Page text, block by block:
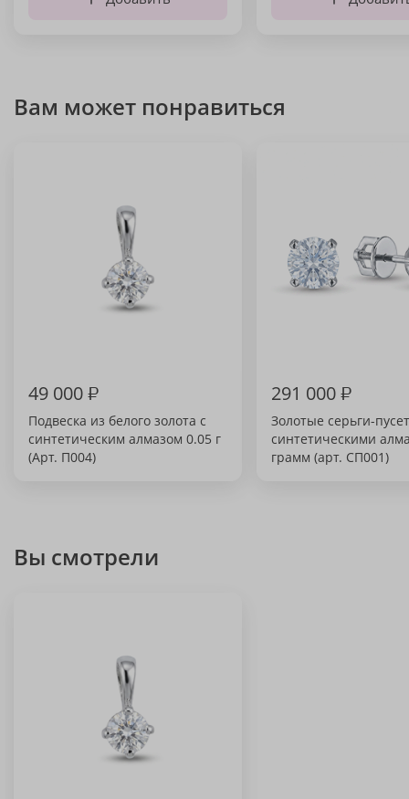
Вам может понравиться
49 000₽
Подвеска из белого золота с
синтетическим алмазом 0.05 г
(Арт. П004)
291 000₽
Золотые серьги-
синтетическими
грамм (арт. СП001)
Вы смотрели